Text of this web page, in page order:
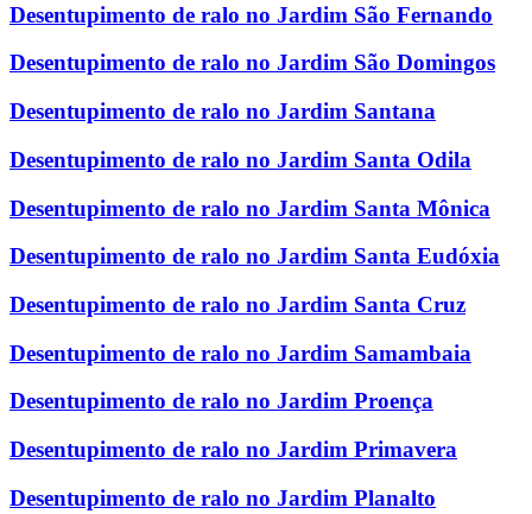
Desentupimento de ralo no Jardim São Fernando
Desentupimento de ralo no Jardim São Domingos
Desentupimento de ralo no Jardim Santana
Desentupimento de ralo no Jardim Santa Odila
Desentupimento de ralo no Jardim Santa Mônica
Desentupimento de ralo no Jardim Santa Eudóxia
Desentupimento de ralo no Jardim Santa Cruz
Desentupimento de ralo no Jardim Samambaia
Desentupimento de ralo no Jardim Proença
Desentupimento de ralo no Jardim Primavera
Desentupimento de ralo no Jardim Planalto